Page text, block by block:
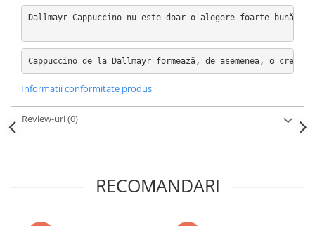
Dallmayr Cappuccino nu este doar o alegere foarte
Cappuccino de la Dallmayr formează, de asemenea, o
Informatii conformitate produs
Review-uri(0)
RECOMANDARI